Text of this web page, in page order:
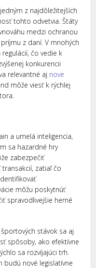
z najdôležitejších
tohto odvetvia. Štáty
medzi ochranou
z daní. V mnohých
čo vedie k
konkurencii
relevantné aj nove
môže viesť k rýchlej
a umelá inteligencia,
sa hazardné hry
zabezpečiť
zatiaľ čo
môžu poskytnúť
spravodlivejšie herné
stávok sa aj
spôsoby, ako efektívne
sa rozvíjajúci trh.
budú nové legislatívne